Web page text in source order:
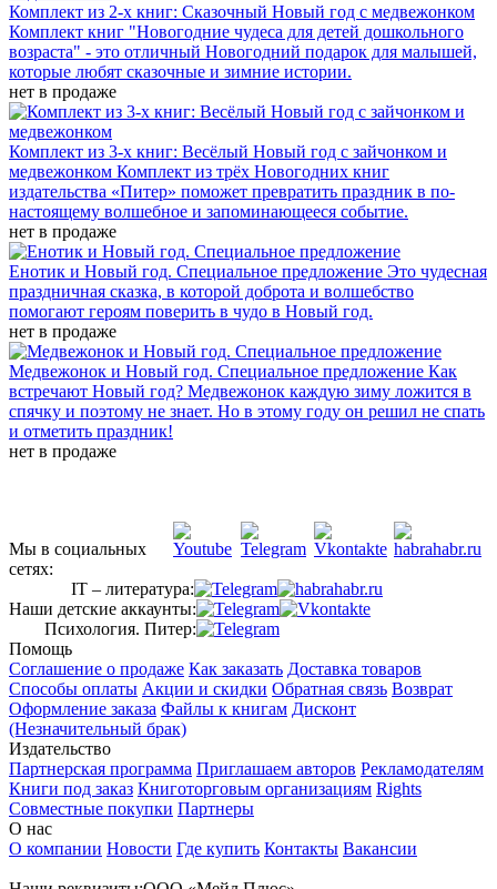
Комплект из 2-х книг: Сказочный Новый год с медвежонком
Комплект книг "Новогодние чудеса для детей дошкольного
возраста" - это отличный Новогодний подарок для малышей,
которые любят сказочные и зимние истории.
нет в продаже
Комплект из 3-х книг: Весёлый Новый год с зайчонком и
медвежонком Комплект из трёх Новогодних книг
издательства «Питер» поможет превратить праздник в по-
настоящему волшебное и запоминающееся событие.
нет в продаже
Енотик и Новый год. Специальное предложение Это чудесная
праздничная сказка, в которой доброта и волшебство
помогают героям поверить в чудо в Новый год.
нет в продаже
Медвежонок и Новый год. Специальное предложение Как
встречают Новый год? Медвежонок каждую зиму ложится в
спячку и поэтому не знает. Но в этому году он решил не спать
и отметить праздник!
нет в продаже
Мы в социальных
сетях:
IT – литература:
Наши детские аккаунты:
Психология. Питер:
Помощь
Соглашение о продаже Как заказать Доставка товаров
Способы оплаты Акции и скидки Обратная связь Возврат
Оформление заказа Файлы к книгам Дисконт
(Незначительный брак)
Издательство
Партнерская программа Приглашаем авторов Рекламодателям
Книги под заказ Книготорговым организациям Rights
Совместные покупки Партнеры
О нас
О компании Новости Где купить Контакты Вакансии